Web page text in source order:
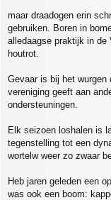
maar draadogen erin
gebruiken. Boren in
alledaagse praktijk in de
houtrot.
Gevaar is bij het wurgen
vereniging geeft aan
ondersteuningen.
Elk seizoen loshalen is
tegenstelling tot een
wortelw weer zo zwaar
Heb jaren geleden een
was ook een boom: